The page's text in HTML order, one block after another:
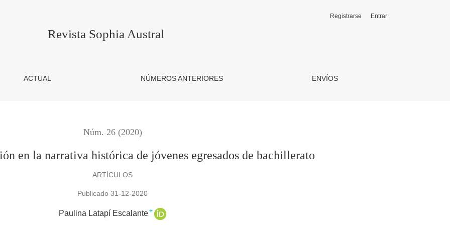
jóvenes egresados de bachillerato
Revista Sophia Austral
ACTUAL NÚMEROS ANTERIORES ENVÍOS
Registrarse Entrar
Núm. 26 (2020)
en la narrativa histórica de jóvenes egresados de bachillerato
ARTÍCULOS
Publicado 31-12-2020
Paulina Latapí Escalante+